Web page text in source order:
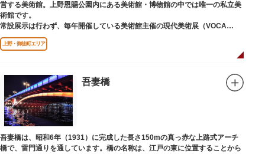
歩き疲れたり、お腹が空いてきたら、園内にいくつかあるフードショップで
休憩しましょう。それぞれのお店で、動物たちをモチーフにした可愛いフー
ドやスイーツが食べられます。オリジナルグッズを取り扱うギフトショップ
も必見です。
営する美術館。上野恩賜公園内にある美術館・博物館の中では唯一の私立美
術館です。
常設展示は行わず、毎年開催している美術館主催の現代美術展（VOCA
展）、公募展（上野の森美術館大賞展、日本の自然を描く展）のほか、マン
ガから書展にいたるまで定期的に多彩なジャンルの独創的な企画展を開催し
別館の1階には、小企画展などの開催もできる上野の森美術館ギャラリー、
そして、3階には上野の森アートスクールが設置され、初心者から熟練者を
対象とした油彩・アクリル、水彩、日本画のクラスや、週末に受講できる単
発講座などを開催しています。
上野・御徒町エリア
吾妻橋
吾妻橋は、昭和6年（1931）に完成した長さ150mの真っ赤な上路式アーチ
橋で、雷門通りを通しています。橋の名称は、江戸の東に位置することから